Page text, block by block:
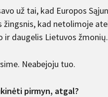
už tai, kad Europos
kad netolimoje
ir daugelis Lietuvos žmonių.
Neabejoju tuo.
pirmyn, atgal?